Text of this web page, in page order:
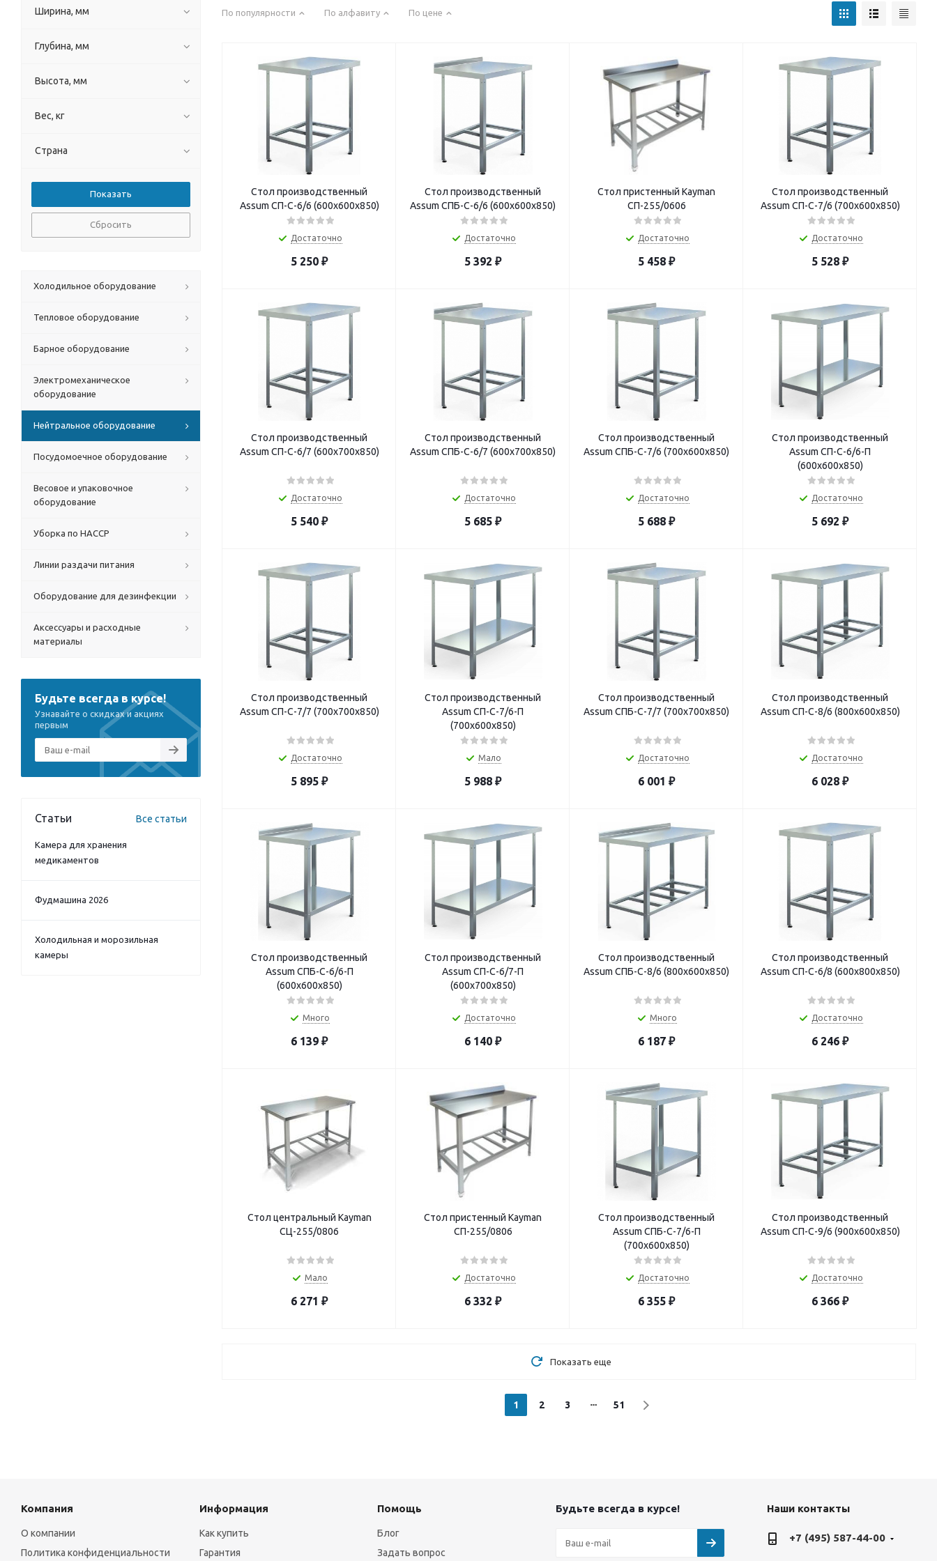
По популярности По алфавиту По цене
Стол производственный
Assum СП-С-6/6 (600х600х850)
Достаточно
5 250 ₽
Стол производственный
Assum СПБ-С-6/6 (600х600х850)
Достаточно
5 392 ₽
Стол пристенный Kayman
СП-255/0606
Достаточно
5 458 ₽
Стол производственный
Assum СП-С-7/6 (700х600х850)
Достаточно
5 528 ₽
Стол производственный
Assum СП-С-6/7 (600х700х850)
Достаточно
5 540 ₽
Стол производственный
Assum СПБ-С-6/7 (600х700х850)
Достаточно
5 685 ₽
Стол производственный
Assum СПБ-С-7/6 (700х600х850)
Достаточно
5 688 ₽
Стол производственный
Assum СП-С-6/6-П
(600х600х850)
Достаточно
5 692 ₽
Стол производственный
Assum СП-С-7/7 (700х700х850)
Достаточно
5 895 ₽
Стол производственный
Assum СП-С-7/6-П
(700х600х850)
Мало
5 988 ₽
Стол производственный
Assum СПБ-С-7/7 (700х700х850)
Достаточно
6 001 ₽
Стол производственный
Assum СП-С-8/6 (800х600х850)
Достаточно
6 028 ₽
Стол производственный
Assum СПБ-С-6/6-П
(600х600х850)
Много
6 139 ₽
Стол производственный
Assum СП-С-6/7-П
(600х700х850)
Достаточно
6 140 ₽
Стол производственный
Assum СПБ-С-8/6 (800х600х850)
Много
6 187 ₽
Стол производственный
Assum СП-С-6/8 (600х800х850)
Достаточно
6 246 ₽
Стол центральный Kayman
СЦ-255/0806
Мало
6 271 ₽
Стол пристенный Kayman
СП-255/0806
Достаточно
6 332 ₽
Стол производственный
Assum СПБ-С-7/6-П
(700х600х850)
Достаточно
6 355 ₽
Стол производственный
Assum СП-С-9/6 (900х600х850)
Достаточно
6 366 ₽
Показать еще
1 2 3 51
Ширина, мм
Глубина, мм
Высота, мм
Вес, кг
Страна
Сбросить
Холодильное оборудование
Тепловое оборудование
Барное оборудование
Электромеханическое
оборудование
Нейтральное оборудование
Посудомоечное оборудование
Весовое и упаковочное
оборудование
Уборка по HACCP
Линии раздачи питания
Оборудование для дезинфекции
Аксессуары и расходные
материалы
Будьте всегда в курсе!
Узнавайте о скидках и акциях
первым
Статьи Все статьи
Камера для хранения
медикаментов
Фудмашина 2026
Холодильная и морозильная
камеры
Компания
О компании
Политика конфиденциальности
Информация
Как купить
Гарантия
Помощь
Блог
Задать вопрос
Будьте всегда в курсе! Наши контакты
+7 (495) 587-44-00